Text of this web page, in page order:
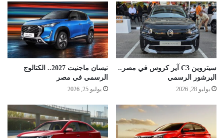
سيتروين C3 آير كروس في مصر..
البرشور الرسمي
يوليو 28, 2026
نيسان ماجنيت 2027.. الكتالوج
الرسمي في مصر
يوليو 25, 2026